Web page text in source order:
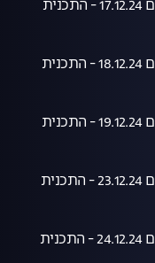
חדשות היום 17.12.24 - התכנית
חדשות היום 18.12.24 - התכנית
חדשות היום 19.12.24 - התכנית
חדשות היום 23.12.24 - התכנית
חדשות היום 24.12.24 - התכנית